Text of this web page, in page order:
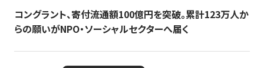
コングラント、寄付流通額100億円を突破。累計123万人か
らの願いがNPO・ソーシャルセクターへ届く